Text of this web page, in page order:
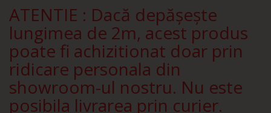
ATENTIE : Dacă depășește
lungimea de 2m, acest produs
poate fi achizitionat doar prin
ridicare personala din
showroom-ul nostru. Nu este
posibila livrarea prin curier.